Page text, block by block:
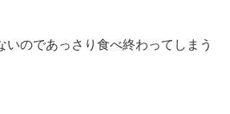
いのであっさり食べ終わってしまう